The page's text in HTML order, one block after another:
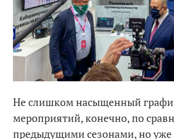
Не слишком насыщенный
мероприятий, конечно, по
предыдущими сезонами, но